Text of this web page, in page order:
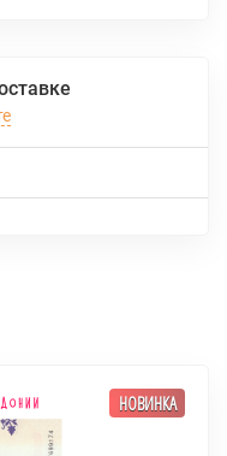
НОВИНКА